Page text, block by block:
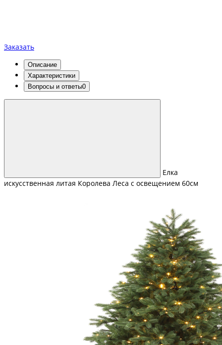
Заказать
Описание
Характеристики
Вопросы и ответы0
Елка
искусственная литая Королева Леса с освещением 60см